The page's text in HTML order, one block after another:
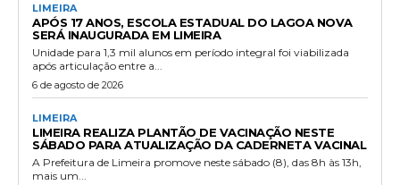
LIMEIRA
APÓS 17 ANOS, ESCOLA ESTADUAL DO LAGOA NOVA
SERÁ INAUGURADA EM LIMEIRA
Unidade para 1,3 mil alunos em período integral foi viabilizada
após articulação entre a...
6 de agosto de 2026
LIMEIRA
LIMEIRA REALIZA PLANTÃO DE VACINAÇÃO NESTE
SÁBADO PARA ATUALIZAÇÃO DA CADERNETA VACINAL
A Prefeitura de Limeira promove neste sábado (8), das 8h às 13h,
mais um...